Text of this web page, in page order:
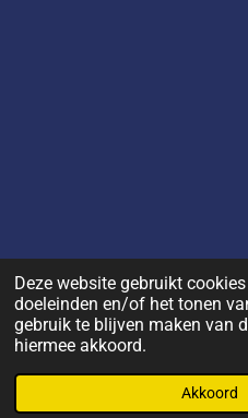
Deze website gebruikt
doeleinden en/of het tonen
gebruik te blijven maken van
hiermee akkoord.
Akkoord
© 2020 - 2026 BC Smashing
Powered byJouwWeb